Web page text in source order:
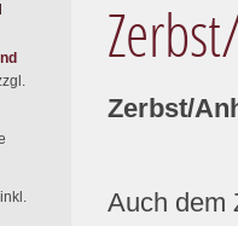
Zerbst/
Auch dem